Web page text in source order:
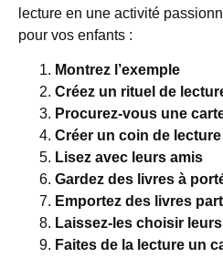
lecture en une activité
pour vos enfants :
Montrez l’exemple
Créez un rituel de
Procurez-vous une
Créer un coin de
Lisez avec leurs amis
Gardez des livres à
Emportez des livres
Laissez-les choisir
Faites de la lecture un